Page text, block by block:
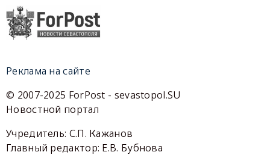
Реклама на сайте
© 2007-2025 ForPost - sevastopol.SU
Новостной портал
Учредитель: С.П. Кажанов
Главный редактор: Е.В. Бубнова